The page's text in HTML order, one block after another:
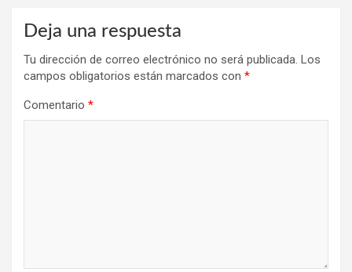
Deja una respuesta
Tu dirección de correo electrónico no será publicada. Los
campos obligatorios están marcados con *
Comentario *